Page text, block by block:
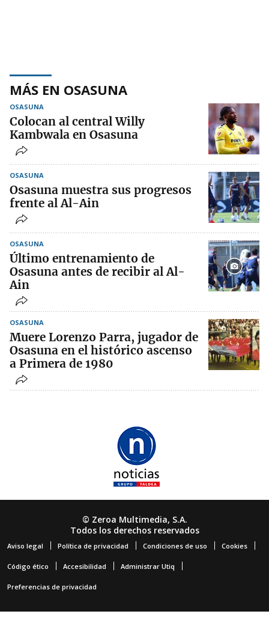
MÁS EN OSASUNA
OSASUNA
Colocan al central Willy
Kambwala en Osasuna
OSASUNA
Osasuna muestra sus progresos
frente al Al-Ain
OSASUNA
Último entrenamiento de
Osasuna antes de recibir al Al-
Ain
OSASUNA
Muere Lorenzo Parra, jugador de
Osasuna en el histórico ascenso
a Primera de 1980
© Zeroa Multimedia, S.A.
Todos los derechos reservados
Aviso legal Política de privacidad Condiciones de uso Cookies
Código ético Accesibilidad Administrar Utiq
Preferencias de privacidad